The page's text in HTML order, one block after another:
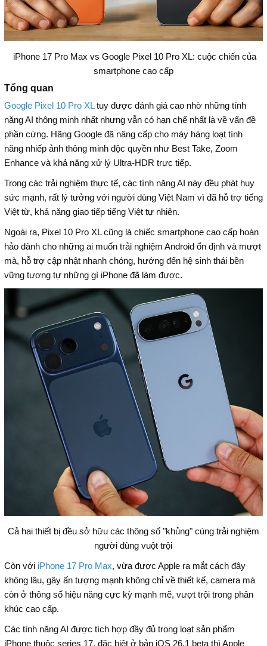
iPhone 17 Pro Max vs Google Pixel 10 Pro XL: cuộc chiến của
smartphone cao cấp
Tổng quan
Google Pixel 10 Pro XLtuy được đánh giá cao nhờ những tính
năng AI thông minh nhất nhưng vẫn có hạn chế nhất là về vấn đề
phần cứng. Hãng Google đã nâng cấp cho máy hàng loạt tính
năng nhiếp ảnh thông minh độc quyền như Best Take, Zoom
Enhance và khả năng xử lý Ultra-HDR trực tiếp.
Trong các trải nghiệm thực tế, các tính năng AI này đều phát huy
sức mạnh, rất lý tưởng với người dùng Việt Nam vì đã hỗ trợ tiếng
Việt từ, khả năng giao tiếp tiếng Việt tự nhiên.
Ngoài ra, Pixel 10 Pro XL cũng là chiếc smartphone cao cấp hoàn
hảo dành cho những ai muốn trải nghiệm Android ổn định và mượt
mà, hỗ trợ cập nhật nhanh chóng, hướng đến hệ sinh thái bền
vững tương tự những gì iPhone đã làm được.
Cả hai thiết bị đều sở hữu các thông số "khủng" cùng trải nghiệm
người dùng vuột trội
Còn với iPhone 17 Pro Max, vừa được Apple ra mắt cách đây
không lâu, gây ấn tượng mạnh không chỉ về thiết kế, camera mà
còn ở thông số hiệu năng cực kỳ mạnh mẽ, vượt trội trong phân
khúc cao cấp.
Các tính năng AI được tích hợp đầy đủ trong loạt sản phẩm
iPhone thuộc series 17, đặc biệt ở bản iOS 26.1 beta thì Apple